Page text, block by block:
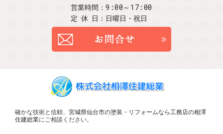
営業時間：9:00～17:00
定休 日： 日曜日・祝日
確かな技術と信頼、 宮城県仙台市の塗装・リフォームなら工務店の相澤
住建総業にご相談ください。